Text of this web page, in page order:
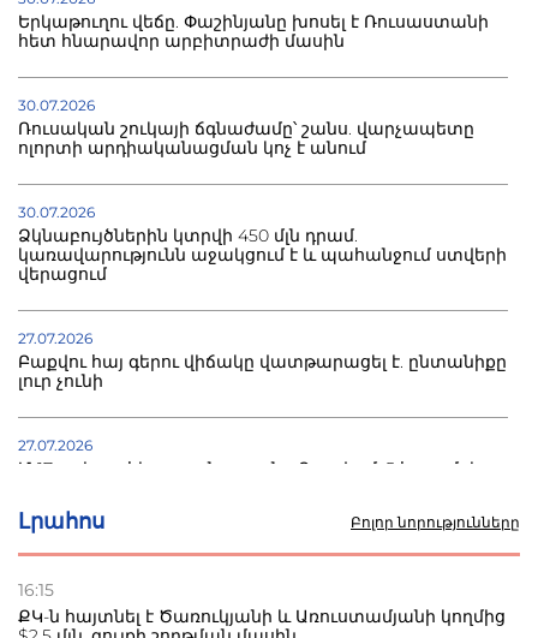
Լրահոս Բոլոր նորությունները
16:15
ՔԿ-ն հայտնել է Ծառուկյանի և Առուստամյանի կողմից
Երկաթուղու վեճը. Փաշինյանը խոսել է Ռուսաստանի
հետ հնարավոր արբիտրաժի մասին
30.07.2026
Ռուսական շուկայի ճգնաժամը՝ շանս. վարչապետը
ոլորտի արդիականացման կոչ է անում
30.07.2026
Ձկնաբույծներին կտրվի 450 մլն դրամ.
կառավարությունն աջակցում է և պահանջում ստվերի
վերացում
27.07.2026
Բաքվու հայ գերու վիճակը վատթարացել է. ընտանիքը
լուր չունի
27.07.2026
Մ-17 աշխարհի առաջնությունը Բաքվում. 5 հայ ըմբիշ
22.07.2026
տուժածներ կան